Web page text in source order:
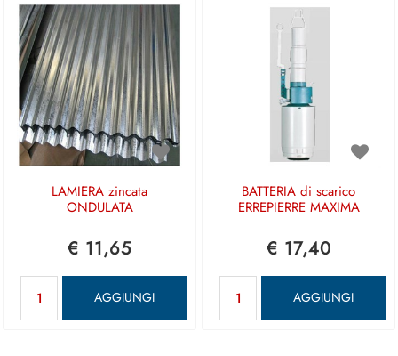
LAMIERA zincata
ONDULATA
€ 11,65
AGGIUNGI
BATTERIA di scarico
ERREPIERRE MAXIMA
€ 17,40
AGGIUNGI